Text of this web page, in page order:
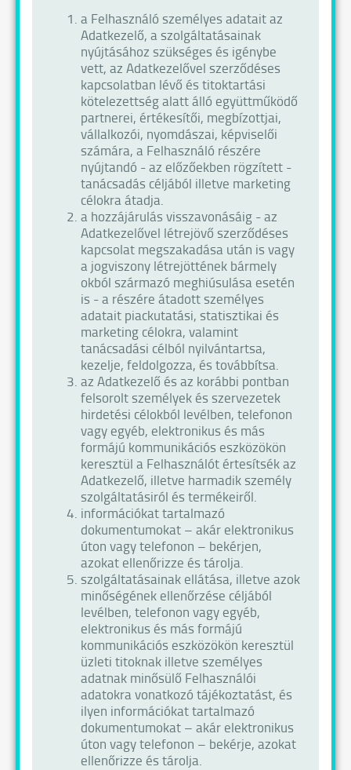
a Felhasználó személyes adatait az
Adatkezelő, a szolgáltatásainak
nyújtásához szükséges és igénybe
vett, az Adatkezelővel szerződéses
kapcsolatban lévő és titoktartási
kötelezettség alatt álló együttműködő
partnerei, értékesítői, megbízottjai,
vállalkozói, nyomdászai, képviselői
számára, a Felhasználó részére
nyújtandó - az előzőekben rögzített -
tanácsadás céljából illetve marketing
célokra átadja.
a hozzájárulás visszavonásáig - az
Adatkezelővel létrejövő szerződéses
kapcsolat megszakadása után is vagy
a jogviszony létrejöttének bármely
okból származó meghiúsulása esetén
is - a részére átadott személyes
adatait piackutatási, statisztikai és
marketing célokra, valamint
tanácsadási célból nyilvántartsa,
kezelje, feldolgozza, és továbbítsa.
az Adatkezelő és az korábbi pontban
felsorolt személyek és szervezetek
hirdetési célokból levélben, telefonon
vagy egyéb, elektronikus és más
formájú kommunikációs eszközökön
keresztül a Felhasználót értesítsék az
Adatkezelő, illetve harmadik személy
szolgáltatásiról és termékeiről.
információkat tartalmazó
dokumentumokat – akár elektronikus
úton vagy telefonon – bekérjen,
azokat ellenőrizze és tárolja.
szolgáltatásainak ellátása, illetve azok
minőségének ellenőrzése céljából
levélben, telefonon vagy egyéb,
elektronikus és más formájú
kommunikációs eszközökön keresztül
üzleti titoknak illetve személyes
adatnak minősülő Felhasználói
adatokra vonatkozó tájékoztatást, és
ilyen információkat tartalmazó
dokumentumokat – akár elektronikus
úton vagy telefonon – bekérje, azokat
ellenőrizze és tárolja.